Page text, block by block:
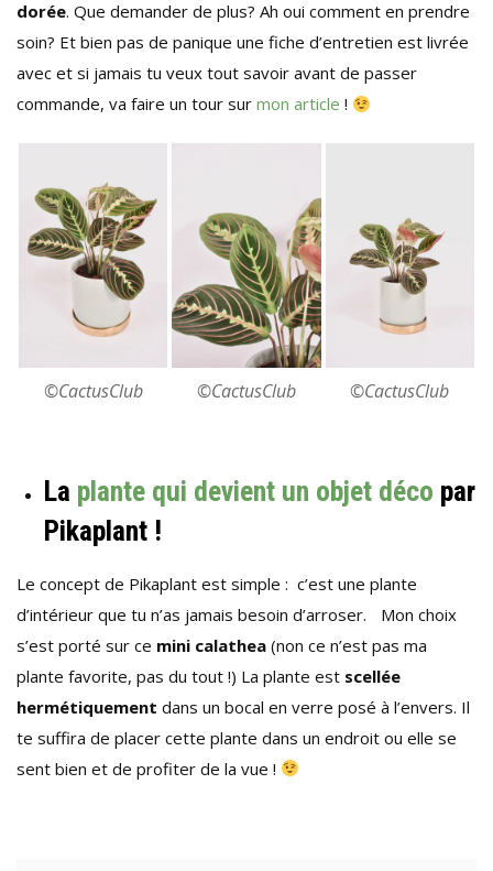
dorée. Que demander de plus? Ah oui comment en prendre
soin? Et bien pas de panique une fiche d’entretien est livrée
avec et si jamais tu veux tout savoir avant de passer
commande, va faire un tour sur mon article !
©CactusClub ©CactusClub ©CactusClub
La plante qui devient un objet déco par
Pikaplant !
Le concept de Pikaplant est simple : c’est une plante
d’intérieur que tu n’as jamais besoin d’arroser. Mon choix
s’est porté sur ce mini calathea (non ce n’est pas ma
plante favorite, pas du tout !) La plante est scellée
hermétiquement dans un bocal en verre posé à l’envers. Il
te suffira de placer cette plante dans un endroit ou elle se
sent bien et de profiter de la vue !